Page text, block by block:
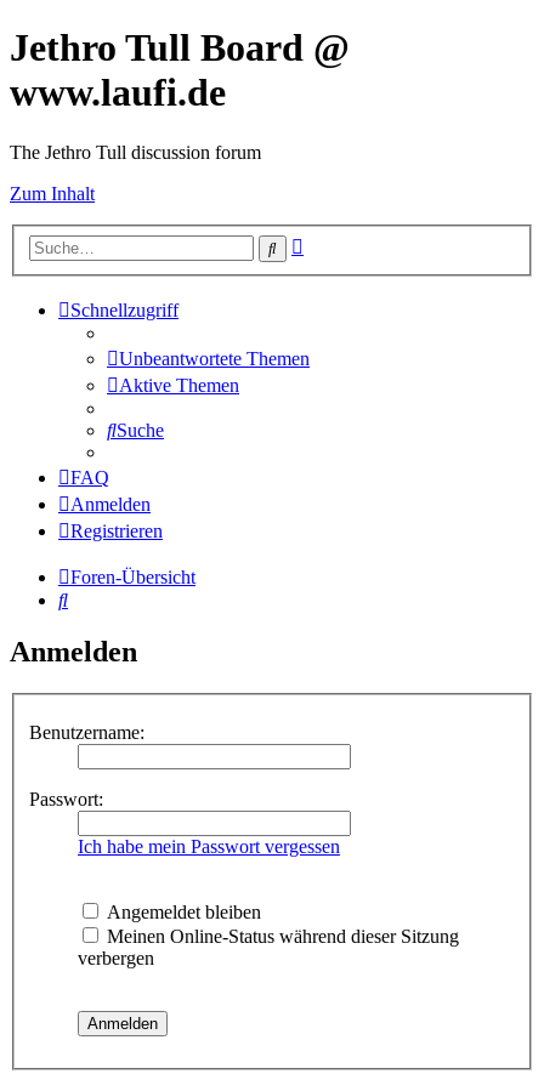
Jethro Tull Board @
www.laufi.de
The Jethro Tull discussion forum
Zum Inhalt
Suche
Schnellzugriff
Unbeantwortete Themen
Aktive Themen
Suche
FAQ
Anmelden
Registrieren
Foren-Übersicht
Suche
Anmelden
Benutzername:
Passwort:
Ich habe mein Passwort vergessen
Angemeldet bleiben
Meinen Online-Status während dieser Sitzung
verbergen